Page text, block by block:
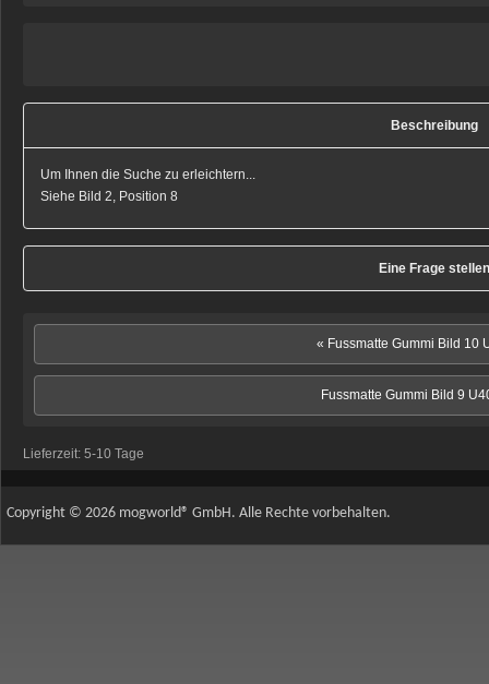
Beschreibung
Um Ihnen die Suche zu erleichtern...
Siehe Bild 2, Position 8
Eine Frage
« Fussmatte Gummi Bild 10
Fussmatte Gummi Bild 9
Lieferzeit: 5-10 Tage
Copyright © 2026 mogworld® GmbH. Alle Rechte vorbehalten.